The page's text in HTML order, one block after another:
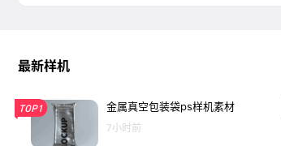
最新样机
TOP1 金属真空包装袋ps样机素材
7小时前